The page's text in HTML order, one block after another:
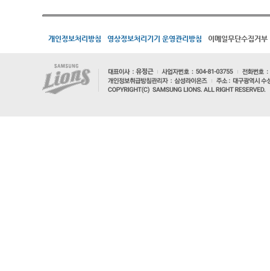
개인정보처리방침 영상정보처리기기 운영관리방침 이메일무단수집거부